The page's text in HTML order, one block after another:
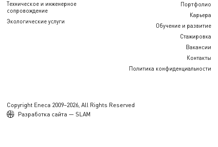
Техническое и инженерное
сопровождение
Экологические услуги
Портфолио
Карьера
Обучение и развитие
Стажировка
Вакансии
Контакты
Политика конфиденциальности
Copyright Eneca 2009–2026, All Rights Reserved
Разработка сайта — SLAM